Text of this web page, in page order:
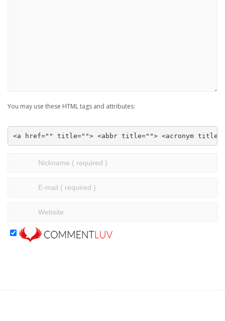
You may use these HTML tags and attributes:
<a href="" title=""> <abbr title=""> <acronym